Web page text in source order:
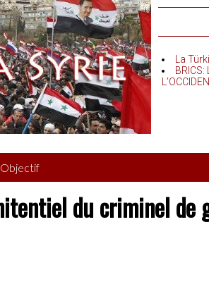
La
BRICS:
Objectif
du criminel de